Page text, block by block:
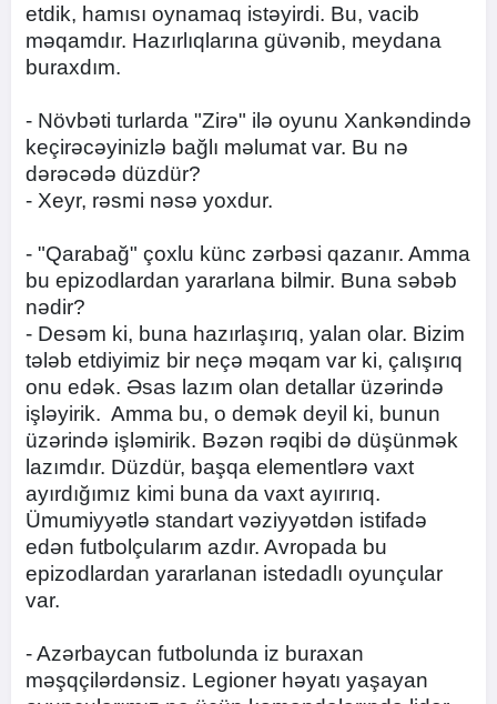
etdik, hamısı oynamaq istəyirdi. Bu, vacib
məqamdır. Hazırlıqlarına güvənib, meydana
buraxdım.
- Növbəti turlarda "Zirə" ilə oyunu Xankəndində
keçirəcəyinizlə bağlı məlumat var. Bu nə
dərəcədə düzdür?
- Xeyr, rəsmi nəsə yoxdur.
- "Qarabağ" çoxlu künc zərbəsi qazanır. Amma
bu epizodlardan yararlana bilmir. Buna səbəb
nədir?
- Desəm ki, buna hazırlaşırıq, yalan olar. Bizim
tələb etdiyimiz bir neçə məqam var ki, çalışırıq
onu edək. Əsas lazım olan detallar üzərində
işləyirik. Amma bu, o demək deyil ki, bunun
üzərində işləmirik. Bəzən rəqibi də düşünmək
lazımdır. Düzdür, başqa elementlərə vaxt
ayırdığımız kimi buna da vaxt ayırırıq.
Ümumiyyətlə standart vəziyyətdən istifadə
edən futbolçularım azdır. Avropada bu
epizodlardan yararlanan istedadlı oyunçular
var.
- Azərbaycan futbolunda iz buraxan
məşqçilərdənsiz. Legioner həyatı yaşayan